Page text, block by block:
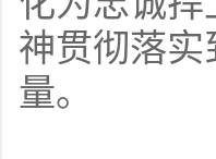
神贯彻落
量。